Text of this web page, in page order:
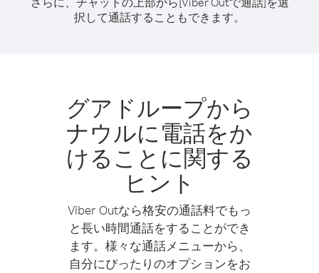
択して通話することもできます。
グアドループから
ナウルに電話をか
けることに関する
ヒント
Viber Outなら格安の通話料でもっ
と長い時間通話をすることができ
ます。様々な通話メニューから、
自分にぴったりのオプションをお